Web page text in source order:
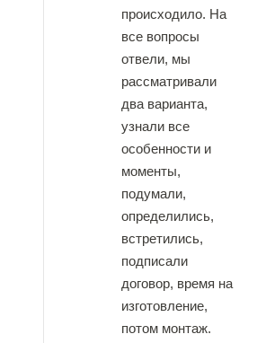
происходило. На
все вопросы
отвели, мы
рассматривали
два варианта,
узнали все
особенности и
моменты,
подумали,
определились,
встретились,
подписали
договор, время на
изготовление,
потом монтаж.